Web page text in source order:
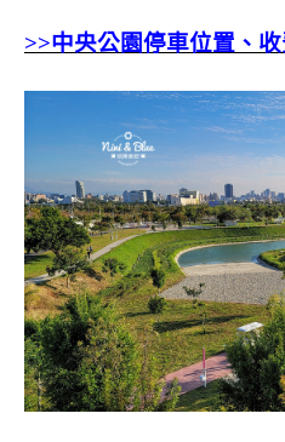
>>中央公園停車位置、